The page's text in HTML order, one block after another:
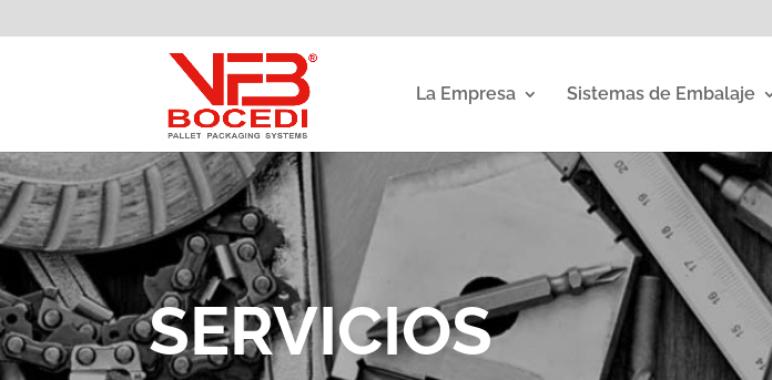
La Empresa Sistemas de Embalaje
SERVICIOS